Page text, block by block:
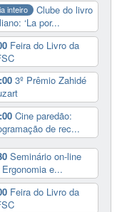
inteiro
Clube do livro
‘La por...
Feira do Livro da
3º Prêmio Zahidé
Cine paredão:
de rec...
Seminário on-line
e...
Feira do Livro da